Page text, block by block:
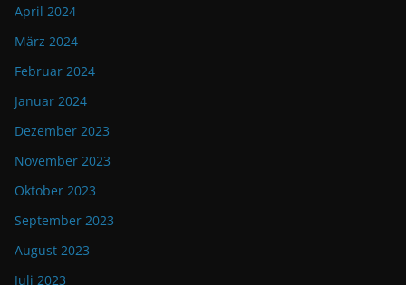
April 2024
März 2024
Februar 2024
Januar 2024
Dezember 2023
November 2023
Oktober 2023
September 2023
August 2023
Juli 2023